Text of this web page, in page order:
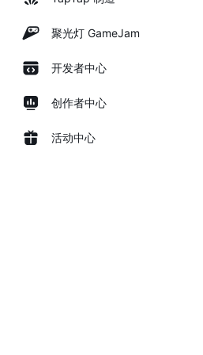
聚光灯 GameJam
开发者中心
创作者中心
活动中心